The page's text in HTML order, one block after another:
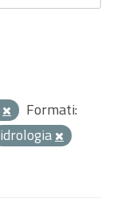
Formati:
idrologia